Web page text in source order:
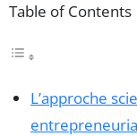
Table of Contents
L’approche